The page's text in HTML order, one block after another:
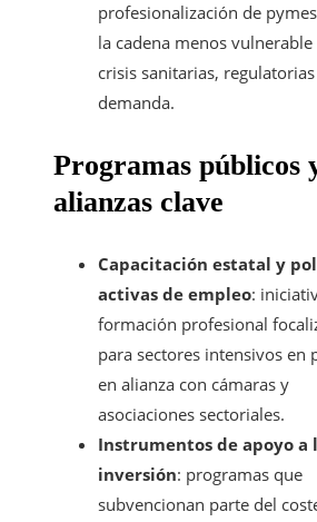
profesionalización de
la cadena menos vulnerable
crisis sanitarias,
demanda.
Programas públicos
alianzas clave
Capacitación estatal y
activas de empleo:
formación profesional
para sectores intensivos en
en alianza con cámaras y
asociaciones sectoriales.
Instrumentos de apoyo a
inversión: programas que
subvencionan parte del